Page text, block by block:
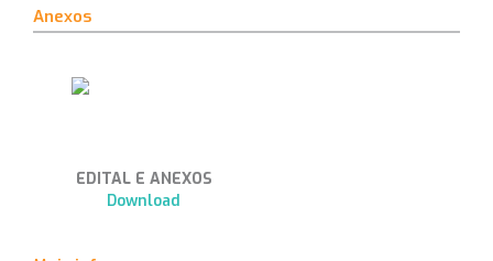
Anexos
EDITAL E ANEXOS
Download